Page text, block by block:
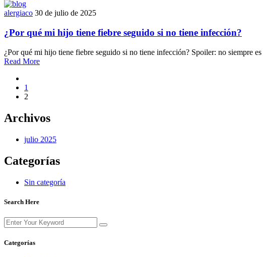
alergiaco 30 de julio de 2025
¿Por qué mi hijo tiene fiebre seguido si no tiene infección?
¿Por qué mi hijo tiene fiebre seguido si no tiene infección? Spoiler: no siempre
Read More
1
2
Archivos
julio 2025
Categorías
Sin categoría
Search Here
Categorías